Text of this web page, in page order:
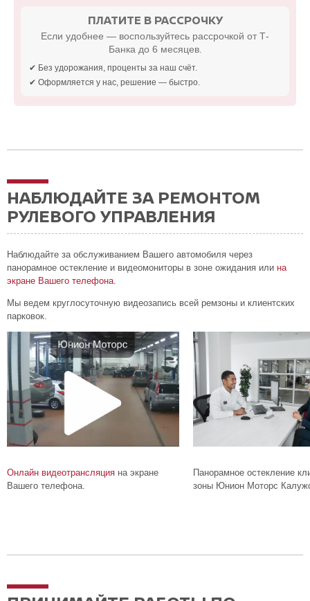
ПЛАТИТЕ В РАССРОЧКУ
Если удобнее — воспользуйтесь рассрочкой от Т-
Банка до 6 месяцев.
✔ Без удорожания, проценты за наш счёт.
✔ Оформляется у нас, решение — быстро.
НАБЛЮДАЙТЕ ЗА РЕМОНТОМ
РУЛЕВОГО УПРАВЛЕНИЯ
Наблюдайте за обслуживанием Вашего автомобиля через
панорамное остекление и видеомониторы в зоне ожидания или на
экране Вашего телефона.
Мы ведем круглосуточную видеозапись всей ремзоны и клиентских
парковок.
Онлайн видеотрансляция на экране
Вашего телефона.
Панорамное остекление
зоны Юнион Моторс